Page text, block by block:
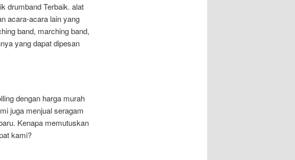
drumband Terbaik. alat
acara-acara lain yang
band, marching band,
yang dapat dipesan
dengan harga murah
juga menjual seragam
Kenapa memutuskan
kami?